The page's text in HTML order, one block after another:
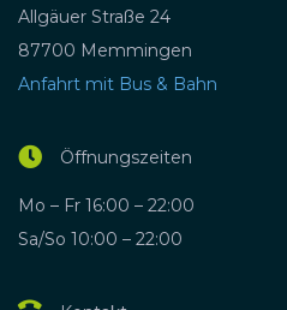
Allgäuer Straße 24
87700 Memmingen
Anfahrt mit Bus & Bahn
Öffnungszeiten
Mo – Fr 16:00 – 22:00
Sa/So 10:00 – 22:00